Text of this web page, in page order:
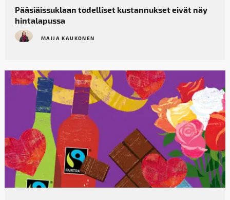
Pääsiäissuklaan todelliset kustannukset eivät näy
hintalapussa
MAIJA KAUKONEN